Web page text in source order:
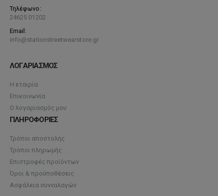
Τηλέφωνο:
24625 01202
Email:
info@stationstreetwearstore.gr
ΛΟΓΑΡΙΑΣΜΟΣ
Η εταιρία
Επικοινωνία
Ο λογαριασμός μου
ΠΛΗΡΟΦΟΡΙΕΣ
Τρόποι αποστολής
Τρόποι πληρωμής
Επιστροφές προϊόντων
Όροι & προϋποθέσεις
Ασφάλεια συνναλαγών